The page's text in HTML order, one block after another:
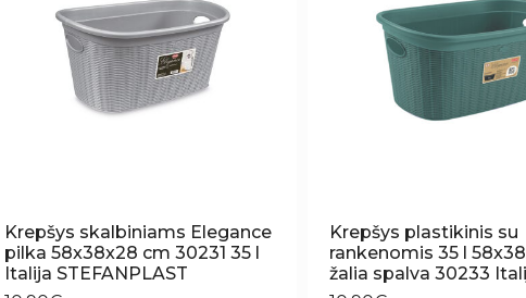
Krepšys skalbiniams Elegance
pilka 58x38x28 cm 30231 35 l
Italija STEFANPLAST
Krepšys plastikinis su
rankenomis 35 l
žalia spalva 30233